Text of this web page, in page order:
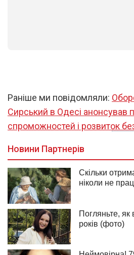
Раніше ми повідомляли:
Сирський в Одесі анонсував
спроможностей і розвиток